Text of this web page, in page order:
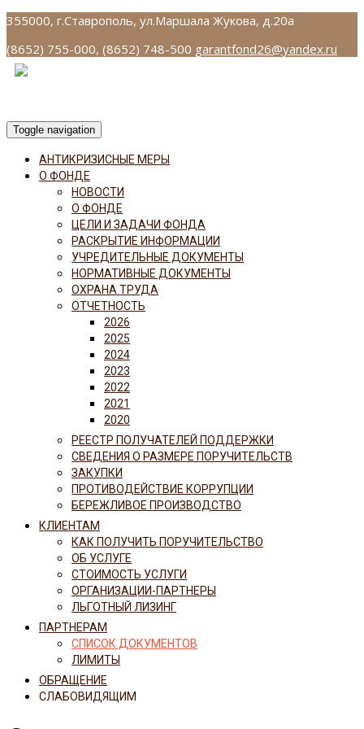
355000, г.Ставрополь, ул.Маршала Жукова, д.20а
(8652) 755-000, (8652) 748-500 garantfond26@yandex.ru
Toggle navigation
АНТИКРИЗИСНЫЕ МЕРЫ
О ФОНДЕ
НОВОСТИ
О ФОНДЕ
ЦЕЛИ И ЗАДАЧИ ФОНДА
РАСКРЫТИЕ ИНФОРМАЦИИ
УЧРЕДИТЕЛЬНЫЕ ДОКУМЕНТЫ
НОРМАТИВНЫЕ ДОКУМЕНТЫ
ОХРАНА ТРУДА
ОТЧЕТНОСТЬ
2026
2025
2024
2023
2022
2021
2020
РЕЕСТР ПОЛУЧАТЕЛЕЙ ПОДДЕРЖКИ
СВЕДЕНИЯ О РАЗМЕРЕ ПОРУЧИТЕЛЬСТВ
ЗАКУПКИ
ПРОТИВОДЕЙСТВИЕ КОРРУПЦИИ
БЕРЕЖЛИВОЕ ПРОИЗВОДСТВО
КЛИЕНТАМ
КАК ПОЛУЧИТЬ ПОРУЧИТЕЛЬСТВО
ОБ УСЛУГЕ
СТОИМОСТЬ УСЛУГИ
ОРГАНИЗАЦИИ-ПАРТНЕРЫ
ЛЬГОТНЫЙ ЛИЗИНГ
ПАРТНЕРАМ
СПИСОК ДОКУМЕНТОВ
ЛИМИТЫ
ОБРАЩЕНИЕ
СЛАБОВИДЯЩИМ